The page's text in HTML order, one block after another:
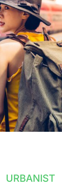
URBANIST